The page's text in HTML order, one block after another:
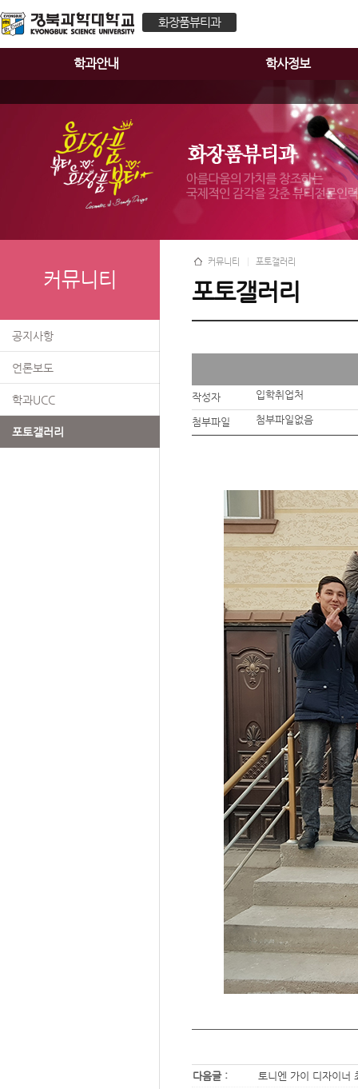
화장품뷰티과
학과안내 학사정보
커뮤니티
공지사항
언론보도
학과UCC
포토갤러리
커뮤니티 포토갤러리
포토갤러리
작성자 입학취업처
첨부파일 첨부파일없음
다음글 :
토니엔 가이 디자이너